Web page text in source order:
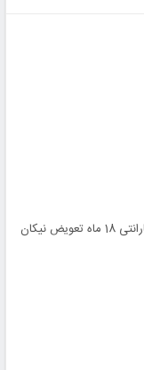
ایرفون بی سیم Yesido مدل TWS25 - مشکی (گارانتی 18 ماه تعویض نیکان